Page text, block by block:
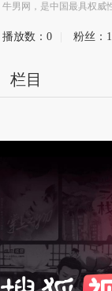
狐
体
牛男网，是中国最具权威
播放数： 0 粉丝：
栏目